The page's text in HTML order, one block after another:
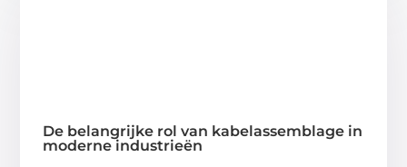
De belangrijke rol van kabelassemblage in
moderne industrieën